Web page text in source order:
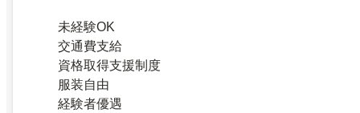
未経験OK
交通費支給
資格取得支援制度
服装自由
経験者優遇